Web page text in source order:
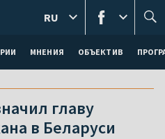
МНЕНИЯ ОБЪЕКТИВ
RU
главу
в Беларуси